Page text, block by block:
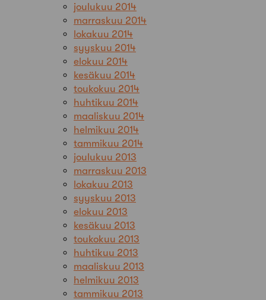
joulukuu 2014
marraskuu 2014
lokakuu 2014
syyskuu 2014
elokuu 2014
kesäkuu 2014
toukokuu 2014
huhtikuu 2014
maaliskuu 2014
helmikuu 2014
tammikuu 2014
joulukuu 2013
marraskuu 2013
lokakuu 2013
syyskuu 2013
elokuu 2013
kesäkuu 2013
toukokuu 2013
huhtikuu 2013
maaliskuu 2013
helmikuu 2013
tammikuu 2013